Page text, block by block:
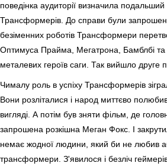
поведінка аудиторії визначила подальший
Трансформерів. До справи були
безіменних роботів Трансформери
Оптимуса Прайма, Мегатрона, Бамблбі та
металевих героїв саги. Так вийшло друге
Чималу роль в успіху Трансформерів
Вони розліталися і народ миттєво
вигляді. А потім був зняти фільм, де
запрошена розкішна Меган Фокс. І
немає жодної людини, який би не любив
трансформери. З'явилося і безліч